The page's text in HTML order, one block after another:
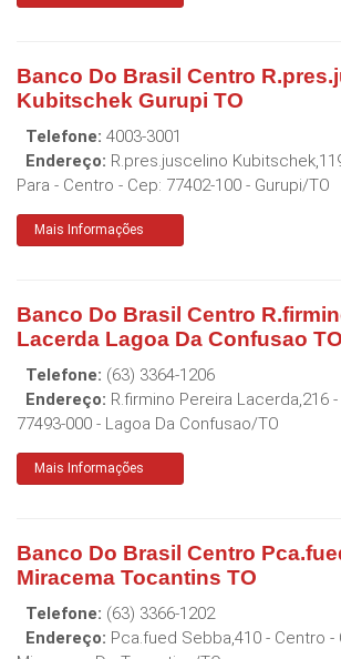
Banco Do Brasil Centro
Kubitschek Gurupi TO
Telefone: 4003-3001
Endereço: R.pres.juscelino
Para - Centro - Cep: 77402-100 - Gurupi/TO
Mais Informações
Banco Do Brasil Centro
Lacerda Lagoa Da Confusao TO
Telefone: (63) 3364-1206
Endereço: R.firmino Pereira Lacerda,216
77493-000 - Lagoa Da Confusao/TO
Mais Informações
Banco Do Brasil Centro
Miracema Tocantins TO
Telefone: (63) 3366-1202
Endereço: Pca.fued Sebba,410 - Centro -